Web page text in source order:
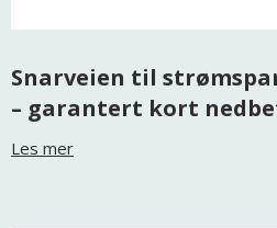
Snarveien til
– garantert kort
Les mer